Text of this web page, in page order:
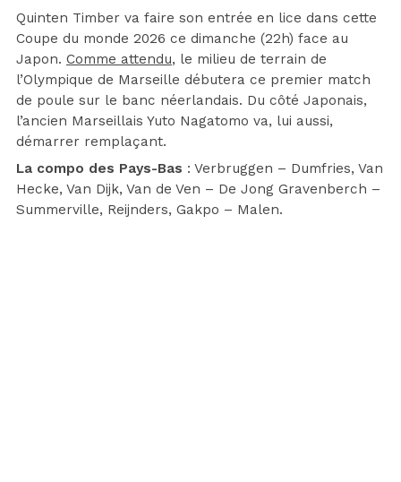
Quinten Timber va faire son entrée en lice dans cette
Coupe du monde 2026 ce dimanche (22h) face au
Japon. Comme attendu, le milieu de terrain de
l’Olympique de Marseille débutera ce premier match
de poule sur le banc néerlandais. Du côté Japonais,
l’ancien Marseillais Yuto Nagatomo va, lui aussi,
démarrer remplaçant.
La compo des Pays-Bas : Verbruggen – Dumfries, Van
Hecke, Van Dijk, Van de Ven – De Jong Gravenberch –
Summerville, Reijnders, Gakpo – Malen.